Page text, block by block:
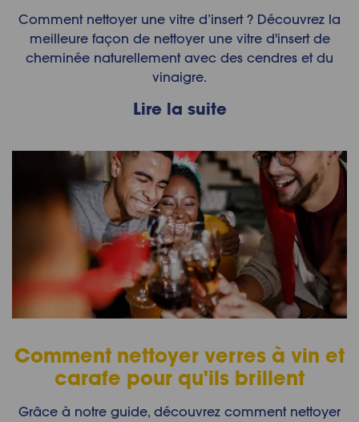
Comment nettoyer une vitre d’insert ? Découvrez la
meilleure façon de nettoyer une vitre d'insert de
cheminée naturellement avec des cendres et du
vinaigre.
Lire la suite
Comment nettoyer verres à vin et
carafe pour qu'ils brillent
Grâce à notre guide, découvrez comment nettoyer